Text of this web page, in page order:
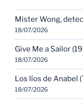
Mister Wong,
18/07/2026
Give Me a Sailor
18/07/2026
Los líos de Anabel
18/07/2026